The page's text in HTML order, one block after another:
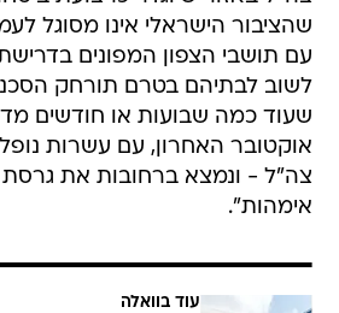
שהציבור הישראלי אינו מסוגל
עם תושבי הצפון המפונים
לשוב לבתיהם בטרם תורחק
שעוד כמה שבועות או חודשים
אוקטובר האחרון, עם עשרות
צה"ל - ונמצא ברחובות את
אימהות".
עוד בוואלה